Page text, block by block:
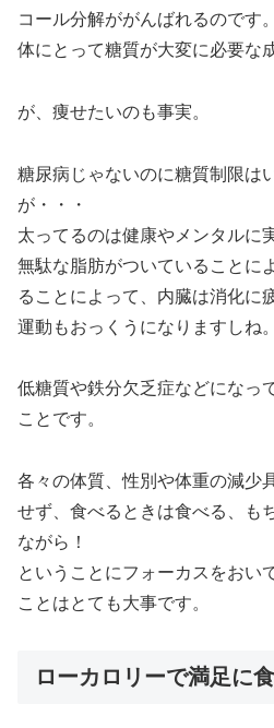
コール分解ががんばれるのです。
体にとって糖質が大変に必要な
が、痩せたいのも事実。
糖尿病じゃないのに糖質制限は
が・・・
太ってるのは健康やメンタルに
無駄な脂肪がついていることに
ることによって、内臓は消化に
運動もおっくうになりますしね。
低糖質や鉄分欠乏症などになっ
ことです。
各々の体質、性別や体重の減少
せず、食べるときは食べる、も
ながら！
ということにフォーカスをおい
ことはとても大事です。
ローカロリーで満足に